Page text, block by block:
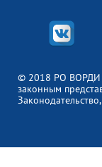
© 2018 РО ВОРДИ
законным